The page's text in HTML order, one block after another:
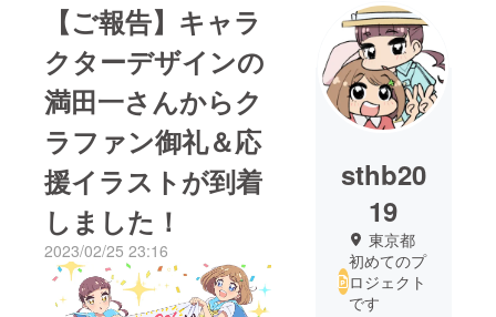
【ご報告】キャラ
クターデザインの
満田一さんからク
ラファン御礼＆応
援イラストが到着
しました！
2023/02/25 23:16
sthb20
19
東京都
初めてのプ
ロジェクト
です